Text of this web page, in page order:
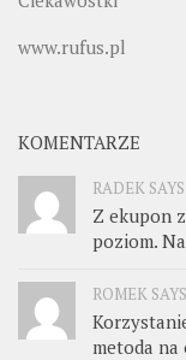
www.rufus.pl
KOMENTARZE
RADEK
Z ekupon
poziom.
ROMEK
metoda na